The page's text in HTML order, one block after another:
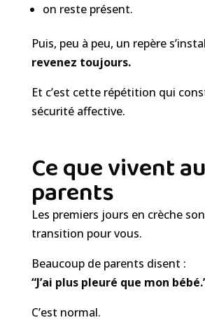
on reste présent.
Puis, peu à peu, un repère
revenez toujours.
Et c’est cette répétition qui
sécurité affective.
Ce que vivent
parents
Les premiers jours en crèche
transition pour vous.
Beaucoup de parents disent :
“J’ai plus pleuré que mon
C’est normal.